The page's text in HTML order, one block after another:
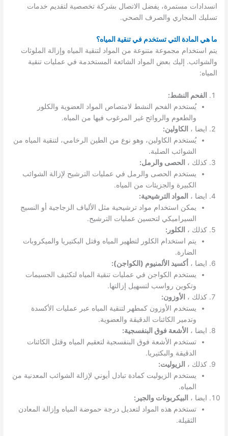
انسدادات مستمرة، يفضل الاتصال بشركة تخصصية لتقديم خدمات
تسليك المجاري والصرف الصحي.
ما هي المادة التي تستخدم في تنقية المياه؟
يتم استخدام مجموعة متنوعة من المواد لتنقية المياه وإزالة الملوثات
والشوائب. إليك بعض المواد الشائعة المستخدمة في عمليات تنقية
المياه:
الفحم النشط:
يُستخدم الفحم النشط لامتصاص المواد العضوية والكلور
والطعوم والروائح غير المرغوب فيها من المياه.
ايضا ، الكاولين:
يُستخدم الكاولين، وهو نوع من الطين الرخامي، لتنقية المياه من
الشوائب الصلبة.
كذلك ، الحصى والرمل:
يستخدم الحصى والرمل في عمليات الترشيح لإزالة الشوائب
الكبيرة والجزيئات من المياه.
ايضا ، المواد الترشيحية:
يمكن استخدام مواد ترشيحية مثل الألياف الزجاجية أو النسيج
السيراميكي لتحسين عمليات الترشيح.
كذلك ، الكلور:
يتم استخدام الكلور لتطهير المياه وقتل البكتيريا والميكروبات
الضارة.
ايضا ، أكسيد الألمنيوم (الكواجن):
يستخدم الكواجن في عمليات تنقية المياه لتكثيف الجسيمات
وتكوين رواسب لتسهيل إزالتها.
كذلك ،
الأوزون:
يستخدم الأوزون كمطهر لتنقية المياه عبر عمليات الأكسدة
وتدمير الكائنات الدقيقة والعضوية.
ايضا ،
الأشعة فوق البنفسجية:
تستخدم الأشعة فوق البنفسجية لتعقيم المياه وقتل الكائنات
الدقيقة والبكتيريا.
كذلك ، الزيوليت:
يستخدم الزيوليت كمادة تبادل أيوني لإزالة الشوائب المعدنية من
المياه.
ايضا ، البيكربونات والجير:
تستخدم هذه المواد لتعديل درجة حموضة المياه وإزالة المعادن
الثقيلة.